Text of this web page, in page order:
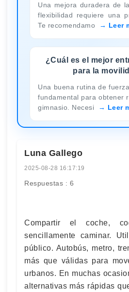
Una mejora duradera de
flexibilidad requiere una
Te recomendamo
Leer
¿Cuál es el mejor
para la
Una buena rutina de
fundamental para obtener
gimnasio. Necesi
Leer
Luna Gallego
2025-08-28 16:17:19
Respuestas : 6
Compartir el coche,
sencillamente caminar.
público. Autobús, metro,
más que válidas para
urbanos. En muchas
alternativas más rápidas